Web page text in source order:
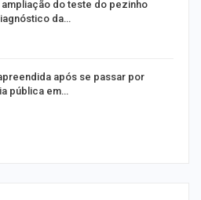
ampliação do teste do pezinho
da…
após se passar por
pública em…